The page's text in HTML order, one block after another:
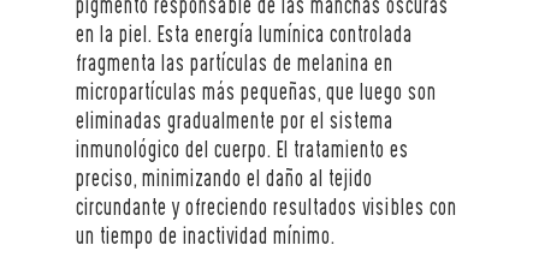
pigmento responsable de las manchas oscuras
en la piel. Esta energía lumínica controlada
fragmenta las partículas de melanina en
micropartículas más pequeñas, que luego son
eliminadas gradualmente por el sistema
inmunológico del cuerpo. El tratamiento es
preciso, minimizando el daño al tejido
circundante y ofreciendo resultados visibles con
un tiempo de inactividad mínimo.